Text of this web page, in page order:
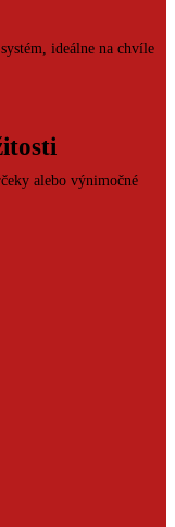
ideálne na chvíle
alebo výnimočné